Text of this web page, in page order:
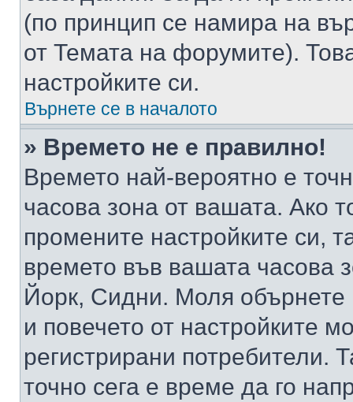
(по принцип се намира на
от Темата на форумите).
настройките си.
Върнете се в началото
» Времето не е правилно!
Времето най-вероятно е
часова зона от вашата. Ако
промените настройките си,
времето във вашата
Йорк, Сидни. Моля обърнете
и повечето от настройките
регистрирани потребители.
точно сега е време да го